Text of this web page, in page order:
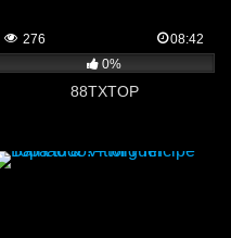
276
08:42
0%
88TXTOP